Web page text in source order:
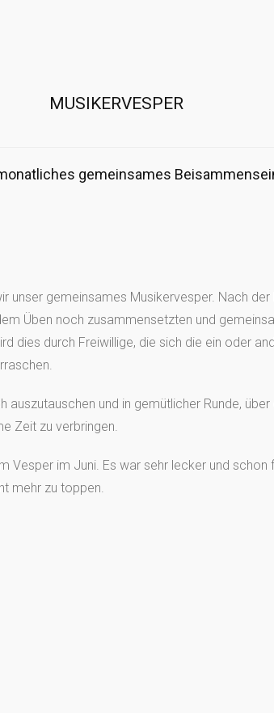
MUSIKERVESPER
gemeinsames
unser gemeinsames Musikervesper. Nach
Üben noch zusammensetzten und
dies durch Freiwillige, die sich die ein oder
auszutauschen und in gemütlicher Runde,
Zeit zu verbringen.
Vesper im Juni. Es war sehr lecker und
mehr zu toppen.